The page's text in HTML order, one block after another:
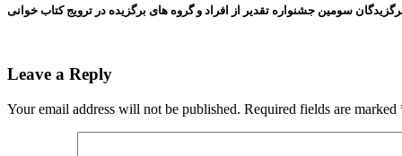
سومین جشنواره تقدیر از افراد و گروه های برگزیده در ترویج کتاب خوانی
Leave a Reply
Your email address will not be published. Required fields are marked